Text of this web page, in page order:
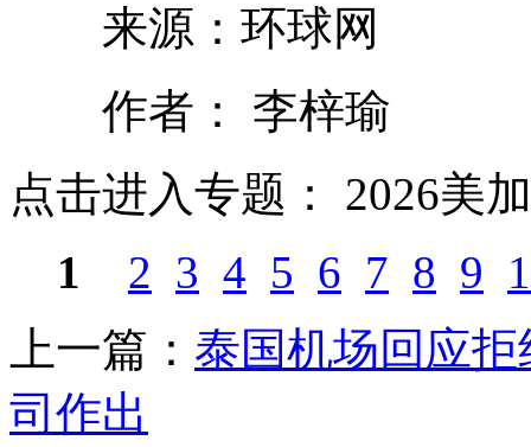
来源：环球网
作者： 李梓瑜
点击进入专题： 2026美
1
2 3 4 5 6 7 8 9
上一篇： 泰国机场回应
司作出